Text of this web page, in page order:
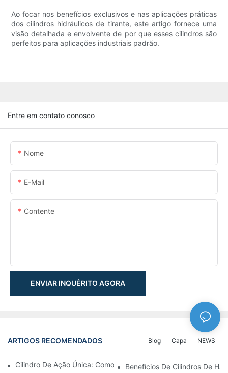
Ao focar nos benefícios exclusivos e nas aplicações práticas
dos cilindros hidráulicos de tirante, este artigo fornece uma
visão detalhada e envolvente de por que esses cilindros são
perfeitos para aplicações industriais padrão.
Entre em contato conosco
Nome
E-Mail
Contente
ENVIAR INQUÉRITO AGORA
ARTIGOS RECOMENDADOS NEWS
Capa
Blog
Cilindro De Ação Única: Como Funciona & Aplicações Comuns
Benefícios De Cilindros De